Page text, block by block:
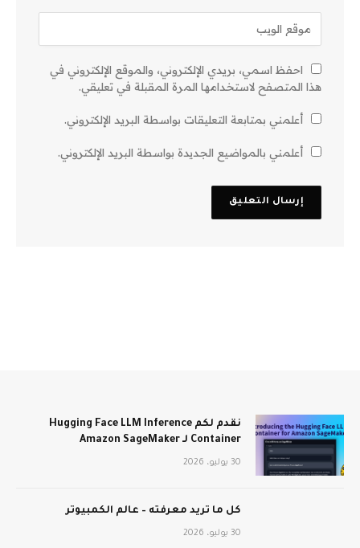
احفظ اسمي، بريدي الإلكتروني، والموقع الإلكتروني في
هذا المتصفح لاستخدامها المرة المقبلة في تعليقي.
أعلمني بمتابعة التعليقات بواسطة البريد الإلكتروني.
أعلمني بالمواضيع الجديدة بواسطة البريد الإلكتروني.
نقدم لكم Hugging Face LLM Inference
Container لـ Amazon SageMaker
30 يوليو، 2026
كل ما تريد معرفته – عالم الكمبيوتر
30 يوليو، 2026